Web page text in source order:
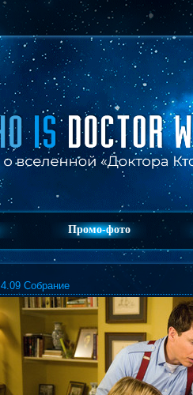
Промо-фото
4.09 Собрание